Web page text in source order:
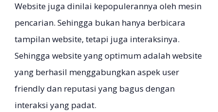
Website juga dinilai kepopulerannya oleh mesin
pencarian. Sehingga bukan hanya berbicara
tampilan website, tetapi juga interaksinya.
Sehingga website yang optimum adalah website
yang berhasil menggabungkan aspek user
friendly dan reputasi yang bagus dengan
interaksi yang padat.